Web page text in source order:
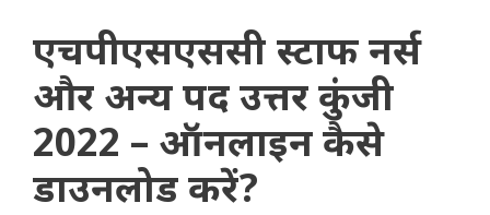
एचपीएसएससी स्टाफ नर्स
और अन्य पद उत्तर कुंजी
2022 – ऑनलाइन कैसे
डाउनलोड करें?